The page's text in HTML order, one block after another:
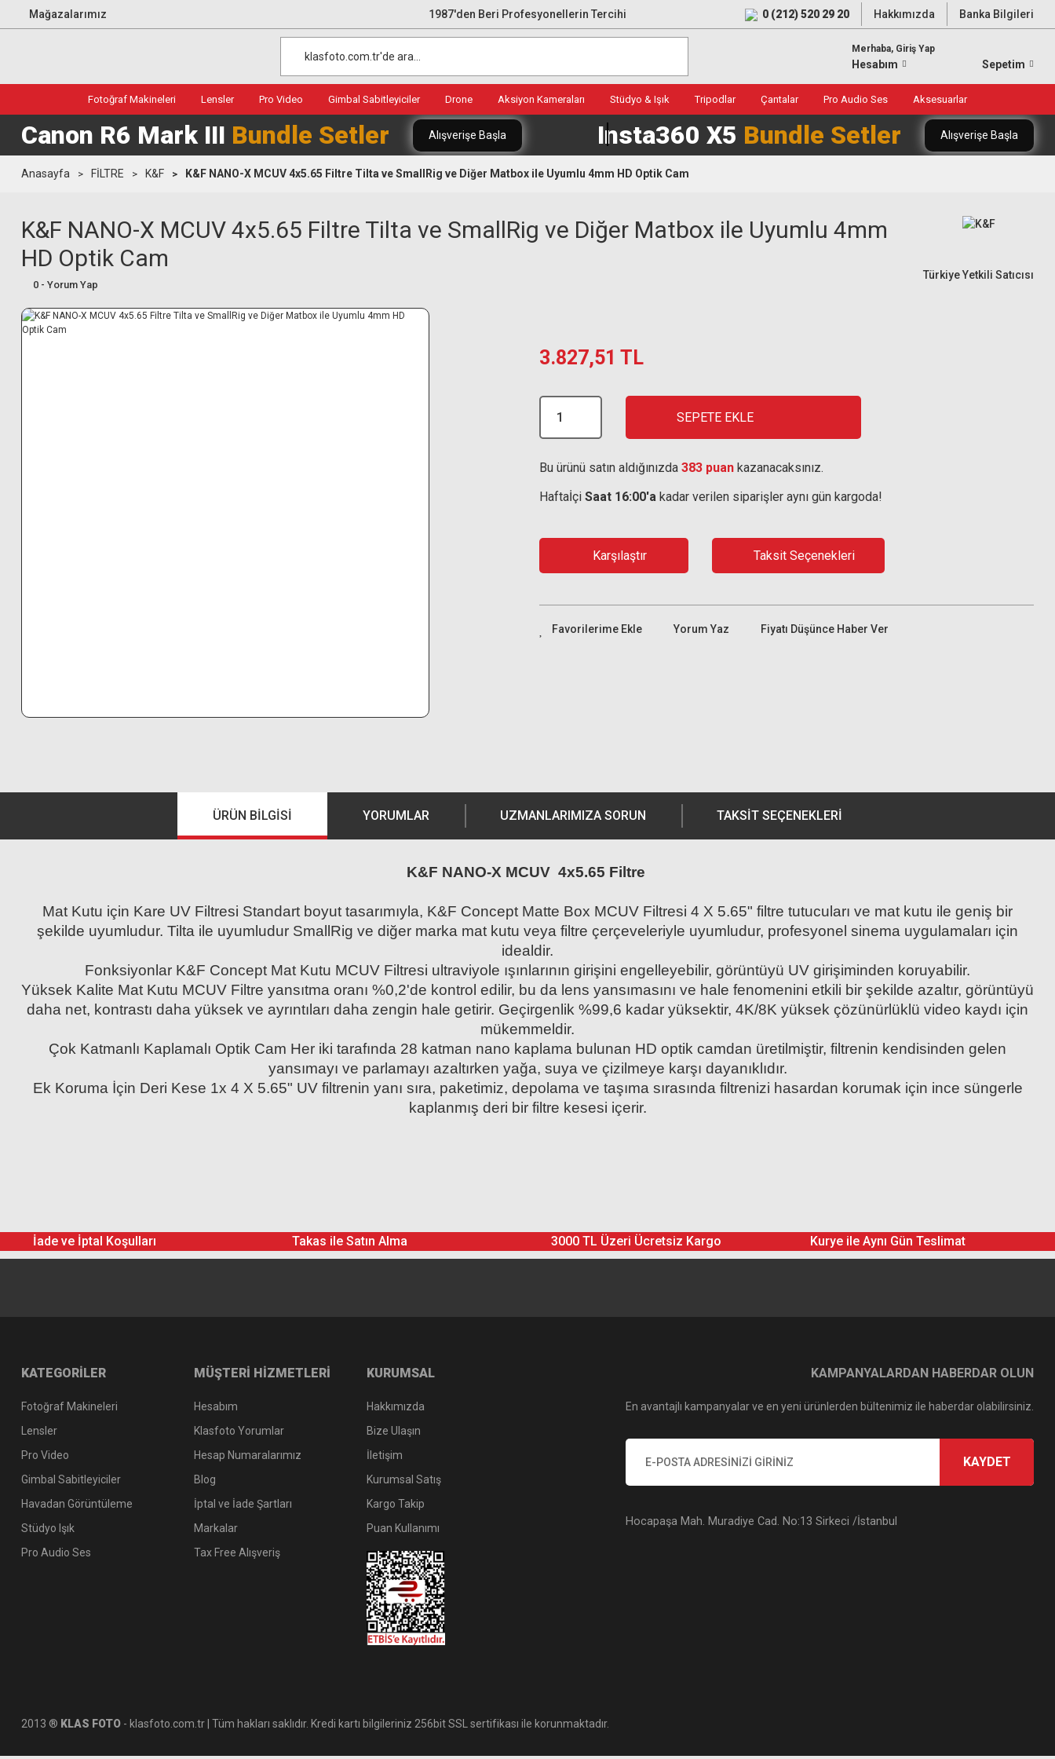
Mağazalarımız 1987'den Beri Profesyonellerin Tercihi 0 (212) 520 29 20 Hakkımızda Banka Bilgileri
Merhaba, Giriş Yap
Hesabım Sepetim
Fotoğraf Makineleri Lensler Pro Video Gimbal Sabitleyiciler Drone Aksiyon Kameraları Stüdyo & Işık Tripodlar Çantalar Pro Audio Ses Aksesuarlar
Canon R6 Mark III Bundle Setler Alışverişe Başla Insta360 X5 Bundle Setler Alışverişe Başla
Anasayfa FİLTRE K&F K&F NANO-X MCUV 4x5.65 Filtre Tilta ve SmallRig ve Diğer Matbox ile Uyumlu 4mm HD Optik Cam
K&F NANO-X MCUV 4x5.65 Filtre Tilta ve SmallRig ve Diğer Matbox ile Uyumlu 4mm
HD Optik Cam
0 - Yorum Yap
Türkiye Yetkili Satıcısı
3.827,51 TL
SEPETE EKLE
Bu ürünü satın aldığınızda 383 puan kazanacaksınız.
Haftaİçi Saat 16:00'a kadar verilen siparişler aynı gün kargoda!
Karşılaştır Taksit Seçenekleri
Yorum Yaz Fiyatı Düşünce Haber Ver
ÜRÜN BILGISI YORUMLAR UZMANLARIMIZA SORUN TAKSIT SEÇENEKLERI
K&F NANO-X MCUV 4x5.65 Filtre
Mat Kutu için Kare UV Filtresi Standart boyut tasarımıyla, K&F Concept Matte Box MCUV Filtresi 4 X 5.65" filtre tutucuları ve mat kutu ile geniş bir
şekilde uyumludur. Tilta ile uyumludur SmallRig ve diğer marka mat kutu veya filtre çerçeveleriyle uyumludur, profesyonel sinema uygulamaları için
idealdir.
Fonksiyonlar K&F Concept Mat Kutu MCUV Filtresi ultraviyole ışınlarının girişini engelleyebilir, görüntüyü UV girişiminden koruyabilir.
Yüksek Kalite Mat Kutu MCUV Filtre yansıtma oranı %0,2'de kontrol edilir, bu da lens yansımasını ve hale fenomenini etkili bir şekilde azaltır, görüntüyü
daha net, kontrastı daha yüksek ve ayrıntıları daha zengin hale getirir. Geçirgenlik %99,6 kadar yüksektir, 4K/8K yüksek çözünürlüklü video kaydı için
mükemmeldir.
Çok Katmanlı Kaplamalı Optik Cam Her iki tarafında 28 katman nano kaplama bulunan HD optik camdan üretilmiştir, filtrenin kendisinden gelen
yansımayı ve parlamayı azaltırken yağa, suya ve çizilmeye karşı dayanıklıdır.
Ek Koruma İçin Deri Kese 1x 4 X 5.65" UV filtrenin yanı sıra, paketimiz, depolama ve taşıma sırasında filtrenizi hasardan korumak için ince süngerle
kaplanmış deri bir filtre kesesi içerir.
İade ve İptal Koşulları Takas ile Satın Alma 3000 TL Üzeri Ücretsiz Kargo Kurye ile Aynı Gün Teslimat
KATEGORİLER
Fotoğraf Makineleri
Lensler
Pro Video
Gimbal Sabitleyiciler
Havadan Görüntüleme
Stüdyo Işık
Pro Audio Ses
MÜŞTERİ HİZMETLERİ
Hesabım
Klasfoto Yorumlar
Hesap Numaralarımız
Blog
İptal ve İade Şartları
Markalar
Tax Free Alışveriş
KURUMSAL
Hakkımızda
Bize Ulaşın
İletişim
Kurumsal Satış
Kargo Takip
Puan Kullanımı
KAMPANYALARDAN HABERDAR OLUN
En avantajlı kampanyalar ve en yeni ürünlerden bültenimiz ile haberdar olabilirsiniz.
KAYDET
Hocapaşa Mah. Muradiye Cad. No:13 Sirkeci /İstanbul
2013 ® KLAS FOTO - klasfoto.com.tr | Tüm hakları saklıdır. Kredi kartı bilgileriniz 256bit SSL sertifikası ile korunmaktadır.